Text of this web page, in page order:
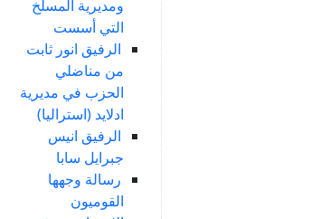
ومديرية المسلخ
التي أسست
الرفيق انور ثابت
من مناضلي
الحزب في مديرية
ادلايد (استراليا)
الرفيق انيس
جبرايل سابا
رسالة وجهها
القوميون